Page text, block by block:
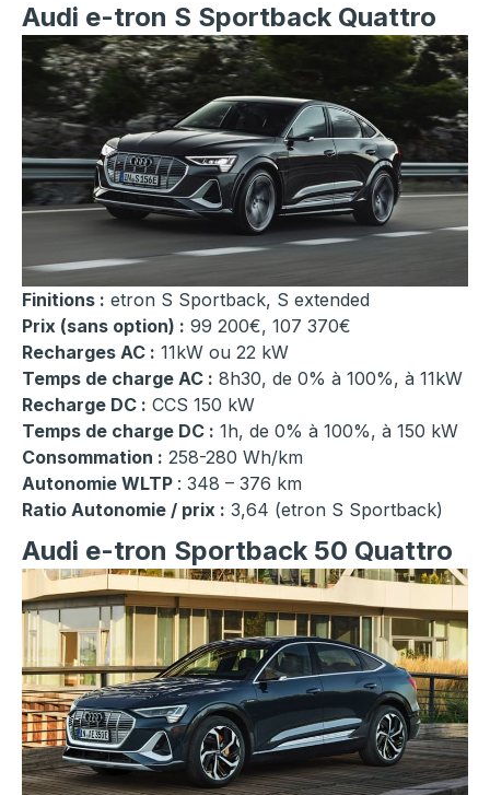
Audi e-tron S Sportback Quattro
Finitions : etron S Sportback, S extended
Prix (sans option) : 99 200€, 107 370€
Recharges AC : 11kW ou 22 kW
Temps de charge AC : 8h30, de 0% à 100%, à 11kW
Recharge DC : CCS 150 kW
Temps de charge DC : 1h, de 0% à 100%, à 150 kW
Consommation : 258-280 Wh/km
Autonomie WLTP : 348 – 376 km
Ratio Autonomie / prix : 3,64 (etron S Sportback)
Audi e-tron Sportback 50 Quattro